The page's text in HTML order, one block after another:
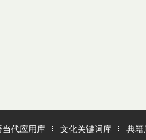
当代应用库 文化关键词库
典籍